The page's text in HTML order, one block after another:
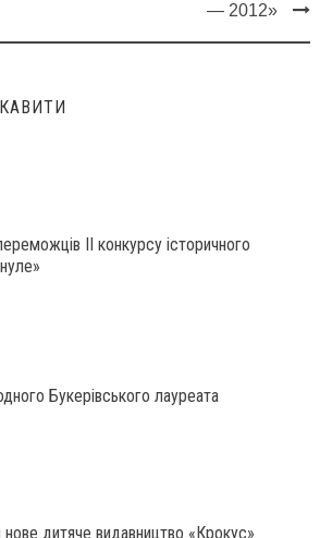
— 2012»
ІІ конкурсу історичного
Букерівського лауреата
нове дитяче видавництво «Крокус»